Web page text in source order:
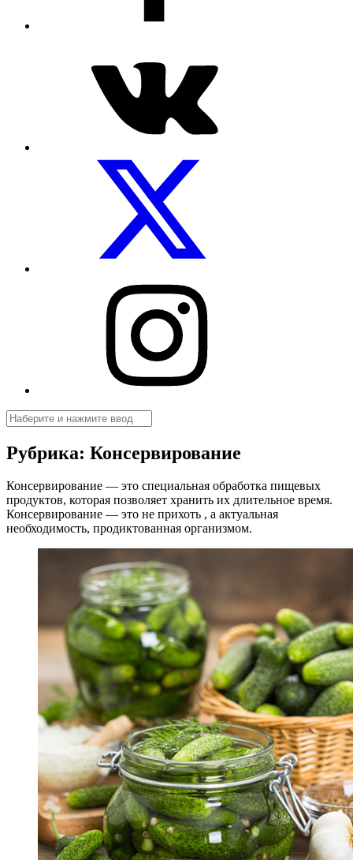
Поиск
Рубрика: Консервирование
Консервирование — это специальная обработка пищевых
продуктов, которая позволяет хранить их длительное время.
Консервирование — это не прихоть , а актуальная
необходимость, продиктованная организмом.